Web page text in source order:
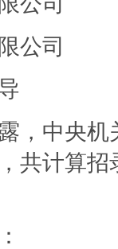
公司
，中央
共计算